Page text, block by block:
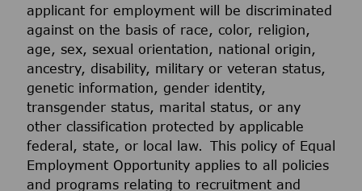
applicant for employment will be discriminated
against on the basis of race, color, religion,
age, sex, sexual orientation, national origin,
ancestry, disability, military or veteran status,
genetic information, gender identity,
transgender status, marital status, or any
other classification protected by applicable
federal, state, or local law. This policy of Equal
Employment Opportunity applies to all policies
and programs relating to recruitment and